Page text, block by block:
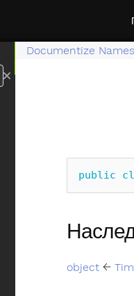
Documentize
public
object ←